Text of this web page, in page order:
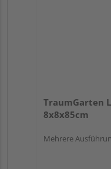
TraumGarten
8x8x85cm
Mehrere